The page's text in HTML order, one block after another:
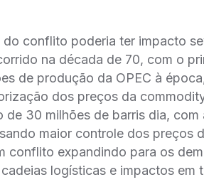
do conflito poderia ter impacto
na década de 70, com o
de produção da OPEC à
dos preços da
de 30 milhões de barris dia,
maior controle dos preços
conflito expandindo para os
logísticas e impactos em